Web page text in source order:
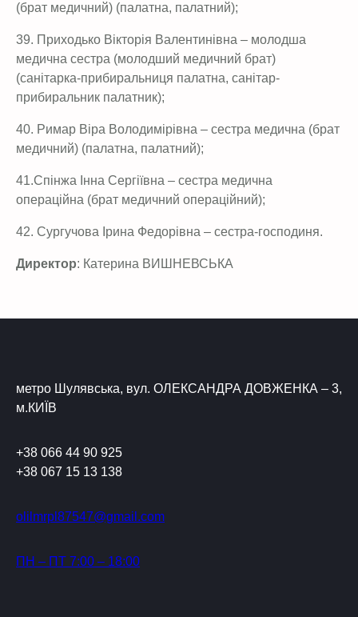
(брат медичний) (палатна, палатний);
39. Приходько Вікторія Валентинівна – молодша
медична сестра (молодший медичний брат)
(санітарка-прибиральниця палатна, санітар-
прибиральник палатник);
40. Римар Віра Володимірівна – сестра медична (брат
медичний) (палатна, палатний);
41.Спінжа Інна Сергіївна – сестра медична
операційна (брат медичний операційний);
42. Сургучова Ірина Федорівна – сестра-господиня.
Директор: Катерина ВИШНЕВСЬКА
метро Шулявська, вул. ОЛЕКСАНДРА ДОВЖЕНКА – 3,
м.КИЇВ
+38 066 44 90 925
+38 067 15 13 138
olilmrpl87547@gmail.com
ПН – ПТ 7:00 – 18:00